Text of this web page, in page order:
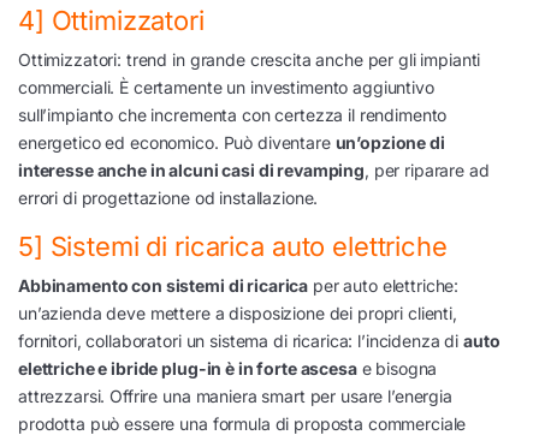
4] Ottimizzatori
Ottimizzatori: trend in grande crescita anche per gli impianti
commerciali. È certamente un investimento aggiuntivo
sull’impianto che incrementa con certezza il rendimento
energetico ed economico. Può diventare un’opzione di
interesse anche in alcuni casi di revamping, per riparare ad
errori di progettazione od installazione.
5] Sistemi di ricarica auto elettriche
Abbinamento con sistemi di ricarica per auto elettriche:
un’azienda deve mettere a disposizione dei propri clienti,
fornitori, collaboratori un sistema di ricarica: l’incidenza diauto
elettriche e ibride plug-in è in forte ascesae bisogna
attrezzarsi. Offrire una maniera smart per usare l’energia
prodotta può essere una formula di proposta commerciale